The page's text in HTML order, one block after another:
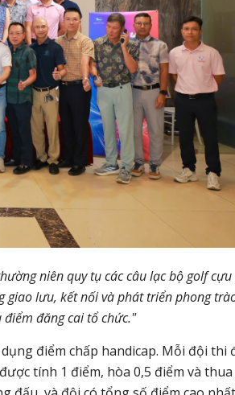
niên quy tụ các câu lạc bộ golf cựu
giao lưu, kết nối và phát triển phong
đăng cai tổ chức."
điểm chấp handicap. Mỗi đội thi
tính 1 điểm, hòa 0,5 điểm và thua